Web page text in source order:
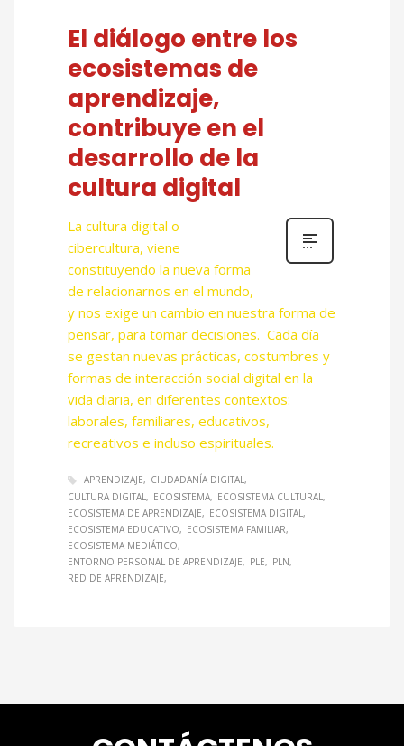
El diálogo entre los
ecosistemas de
aprendizaje,
contribuye en el
desarrollo de la
cultura digital
La cultura digital o
cibercultura, viene
constituyendo la nueva forma
de relacionarnos en el mundo,
y nos exige un cambio en nuestra forma de
pensar, para tomar decisiones. Cada día
se gestan nuevas prácticas, costumbres y
formas de interacción social digital en la
vida diaria, en diferentes contextos:
laborales, familiares, educativos,
recreativos e incluso espirituales.
APRENDIZAJE
CIUDADANÍA DIGITAL
CULTURA DIGITAL
ECOSISTEMA
ECOSISTEMA CULTURAL
ECOSISTEMA DE APRENDIZAJE
ECOSISTEMA DIGITAL
ECOSISTEMA EDUCATIVO
ECOSISTEMA FAMILIAR
ECOSISTEMA MEDIÁTICO
ENTORNO PERSONAL DE APRENDIZAJE
PLE
PLN
RED DE APRENDIZAJE